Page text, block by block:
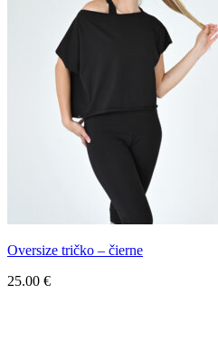
Oversize tričko – čierne
25.00 €